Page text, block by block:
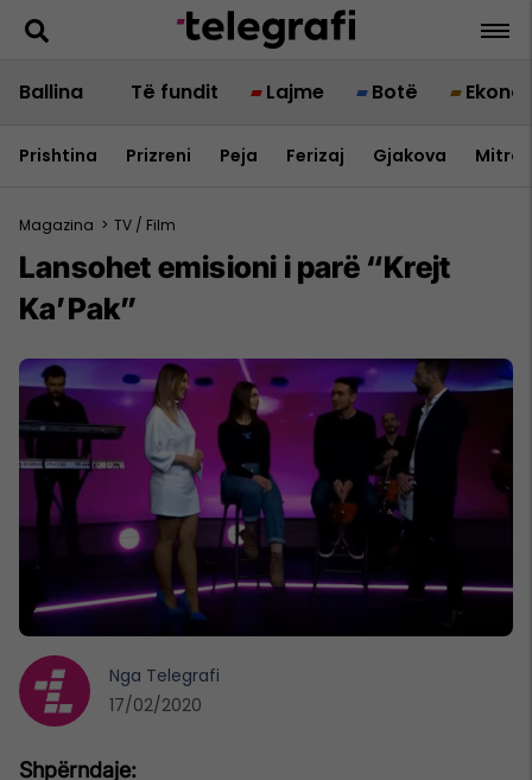
Ballina Të fundit Lajme Botë
Prishtina Prizreni Peja Ferizaj Gjakova
Magazina > TV / Film
Lansohet emisioni i parë “Krejt
Ka’Pak”
Nga Telegrafi
17/02/2020